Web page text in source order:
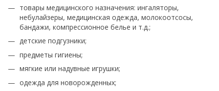
товары медицинского назначения: ингаляторы,
небулайзеры, медицинская одежда, молокоотсосы,
бандажи, компрессионное белье и т.д.;
детские подгузники;
предметы гигиены;
мягкие или надувные игрушки;
одежда для новорожденных;